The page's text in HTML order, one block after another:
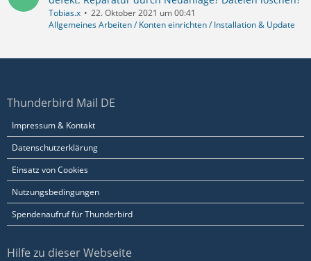
Tobias.x
22. Oktober 2021 um 00:41
Allgemeines Arbeiten / Konten einrichten / Installation & Update
Thunderbird Mail DE
Impressum & Kontakt
Datenschutzerklärung
Einsatz von Cookies
Nutzungsbedingungen
Spendenaufruf für Thunderbird
Hilfe zu dieser Webseite